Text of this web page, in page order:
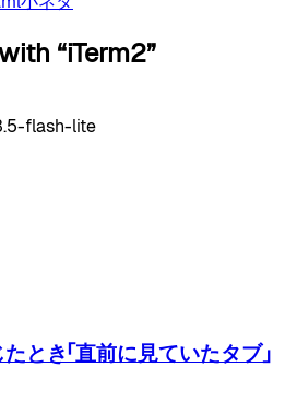
“iTerm2”
flash-lite
とき「直前に見ていたタブ」